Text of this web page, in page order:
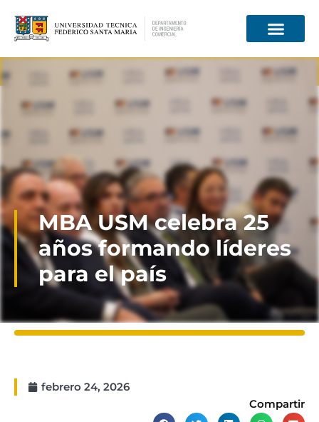
Información para
MBA USM celebra 25
años formando líderes
para el país
febrero 24, 2026
Compartir